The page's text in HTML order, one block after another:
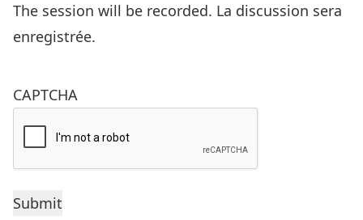
The session will be recorded. La discussion sera
enregistrée.
CAPTCHA